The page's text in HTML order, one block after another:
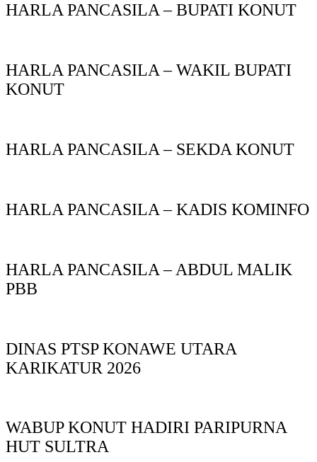
HARLA PANCASILA – BUPATI KONUT
HARLA PANCASILA – WAKIL BUPATI
KONUT
HARLA PANCASILA – SEKDA KONUT
HARLA PANCASILA – KADIS KOMINFO
HARLA PANCASILA – ABDUL MALIK
PBB
DINAS PTSP KONAWE UTARA
KARIKATUR 2026
WABUP KONUT HADIRI PARIPURNA
HUT SULTRA